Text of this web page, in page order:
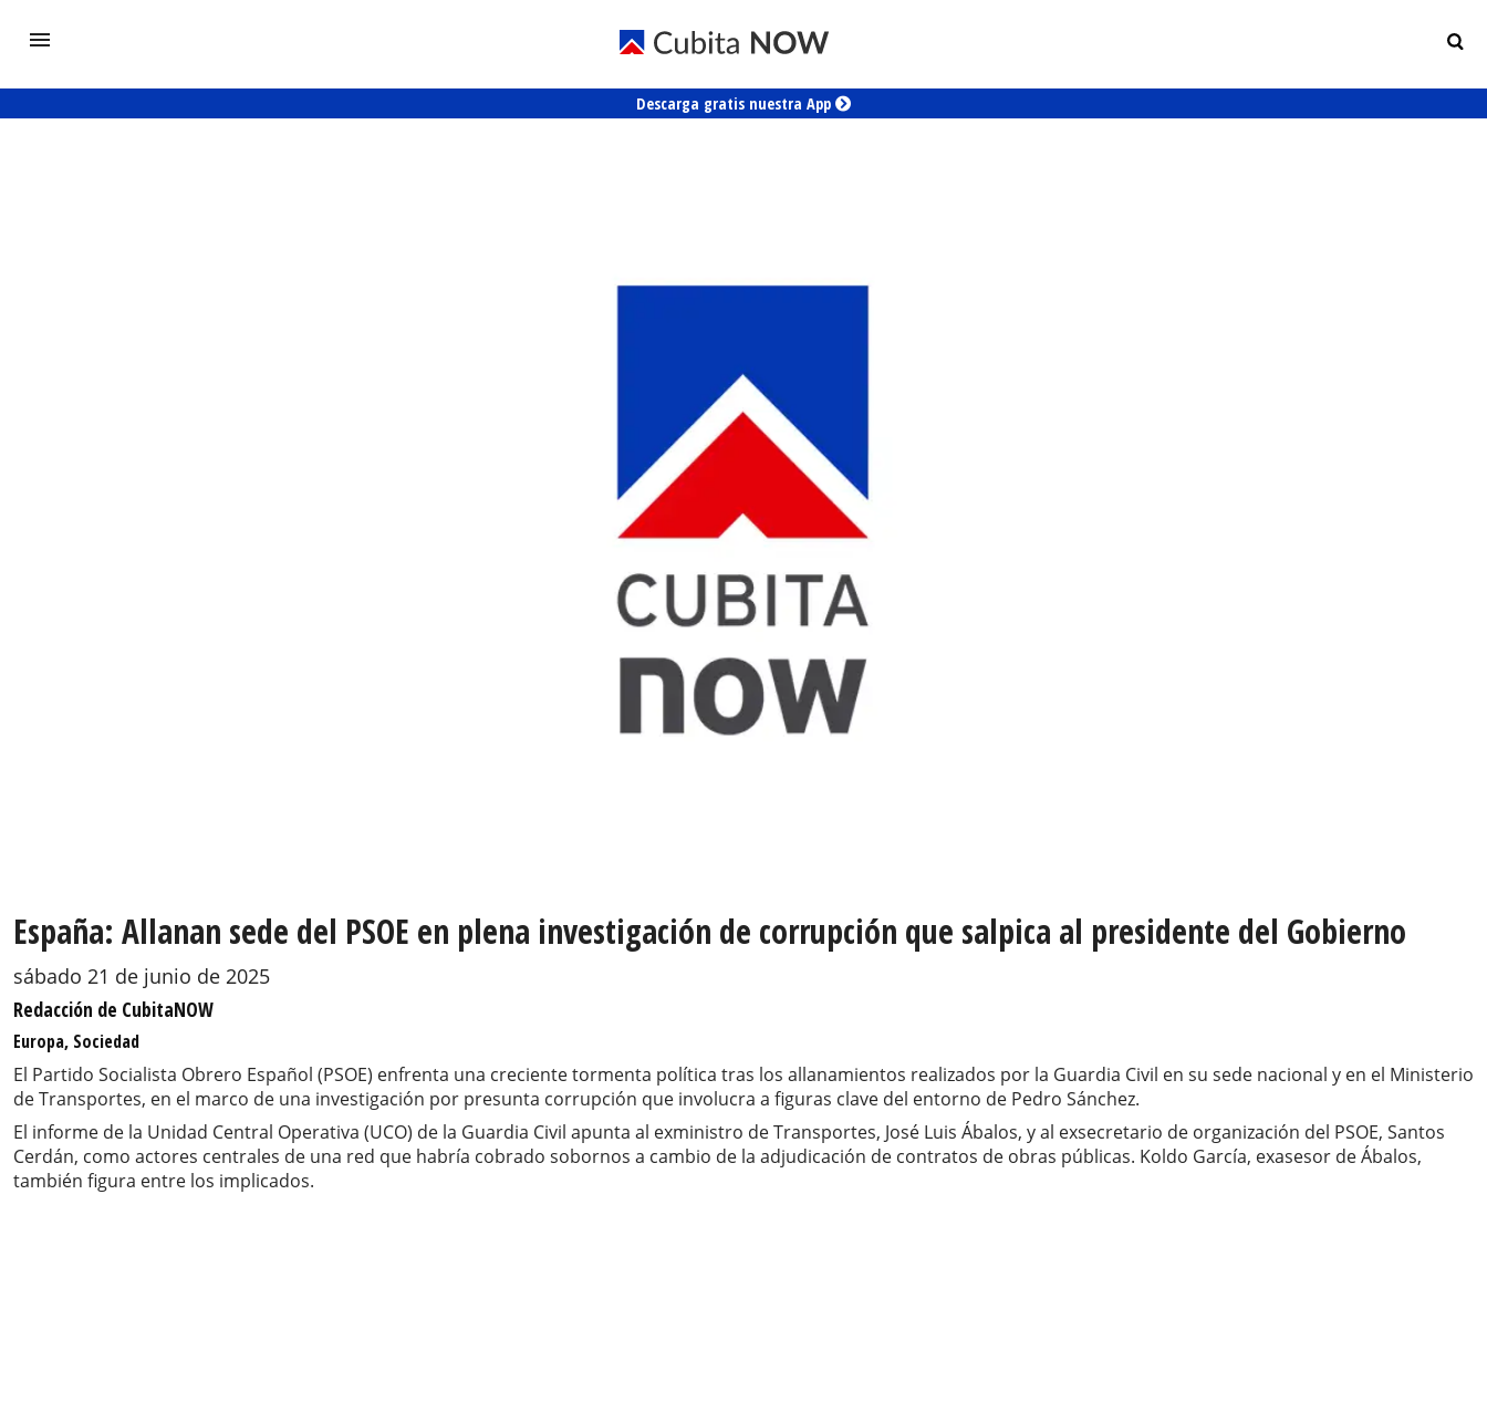
Descarga gratis nuestra App
España: Allanan sede del PSOE en plena investigación de corrupción que salpica al presidente del Gobierno
sábado 21 de junio de 2025
Redacción de CubitaNOW
Europa, Sociedad
El Partido Socialista Obrero Español (PSOE) enfrenta una creciente tormenta política tras los allanamientos realizados por la Guardia Civil en su sede nacional y en el Ministerio
de Transportes, en el marco de una investigación por presunta corrupción que involucra a figuras clave del entorno de Pedro Sánchez.
El informe de la Unidad Central Operativa (UCO) de la Guardia Civil apunta al exministro de Transportes, José Luis Ábalos, y al exsecretario de organización del PSOE, Santos
Cerdán, como actores centrales de una red que habría cobrado sobornos a cambio de la adjudicación de contratos de obras públicas. Koldo García, exasesor de Ábalos,
también figura entre los implicados.